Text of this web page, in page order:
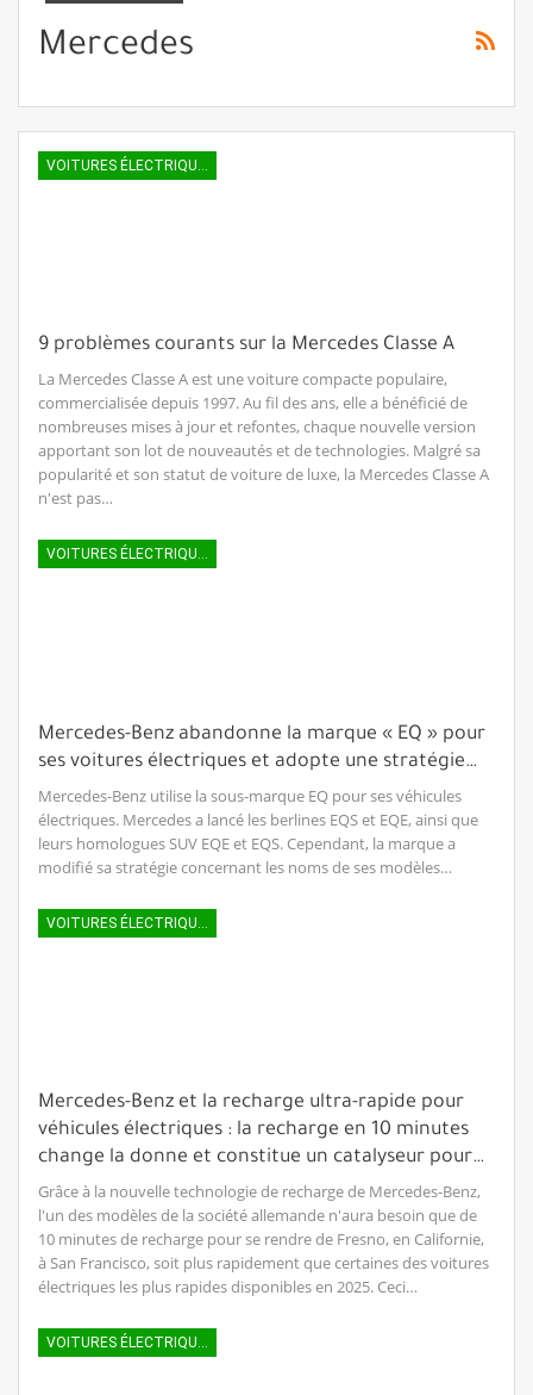
Mercedes
9 problèmes courants sur la Mercedes Classe A
La Mercedes Classe A est une voiture compacte populaire,
commercialisée depuis 1997. Au fil des ans, elle a bénéficié de
nombreuses mises à jour et refontes, chaque nouvelle version
apportant son lot de nouveautés et de technologies. Malgré sa
popularité et son statut de voiture de luxe, la Mercedes Classe A
n'est pas…
VOITURES ÉLECTRIQUES
Mercedes-Benz abandonne la marque « EQ » pour
ses voitures électriques et adopte une stratégie…
Mercedes-Benz utilise la sous-marque EQ pour ses véhicules
électriques. Mercedes a lancé les berlines EQS et EQE, ainsi que
leurs homologues SUV EQE et EQS. Cependant, la marque a
modifié sa stratégie concernant les noms de ses modèles…
Mercedes-Benz et la recharge ultra-rapide pour
véhicules électriques : la recharge en 10 minutes
change la donne et constitue un catalyseur pour…
Grâce à la nouvelle technologie de recharge de Mercedes-Benz,
l'un des modèles de la société allemande n'aura besoin que de
10 minutes de recharge pour se rendre de Fresno, en Californie,
à San Francisco, soit plus rapidement que certaines des voitures
électriques les plus rapides disponibles en 2025. Ceci…
VOITURES ÉLECTRIQUES